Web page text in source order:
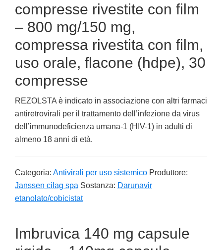
compresse rivestite con film
– 800 mg/150 mg,
compressa rivestita con film,
uso orale, flacone (hdpe), 30
compresse
REZOLSTA è indicato in associazione con altri farmaci
antiretrovirali per il trattamento dell’infezione da virus
dell’immunodeficienza umana-1 (HIV-1) in adulti di
almeno 18 anni di età.
Categoria: Antivirali per uso sistemico Produttore:
Janssen cilag spa Sostanza: Darunavir
etanolato/cobicistat
Imbruvica 140 mg capsule